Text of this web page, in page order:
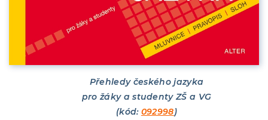
Přehledy českého jazyka
pro žáky a studenty ZŠ a VG
(kód: 092998)